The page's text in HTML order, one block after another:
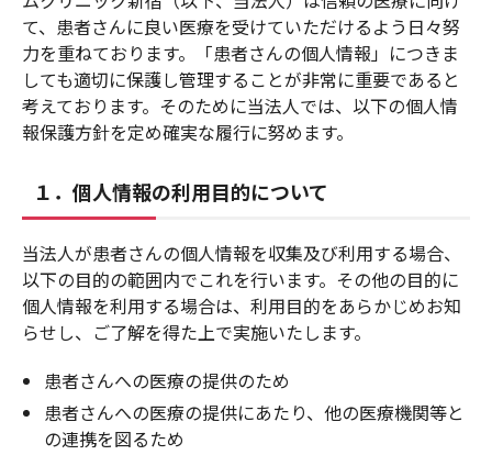
て、患者さんに良い医療を受けていただけるよう日々努
力を重ねております。「患者さんの個人情報」につきま
しても適切に保護し管理することが非常に重要であると
考えております。そのために当法人では、以下の個人情
報保護方針を定め確実な履行に努めます。
１．個人情報の利用目的について
当法人が患者さんの個人情報を収集及び利用する場合、
以下の目的の範囲内でこれを行います。その他の目的に
個人情報を利用する場合は、利用目的をあらかじめお知
らせし、ご了解を得た上で実施いたします。
患者さんへの医療の提供のため
患者さんへの医療の提供にあたり、他の医療機関等と
の連携を図るため